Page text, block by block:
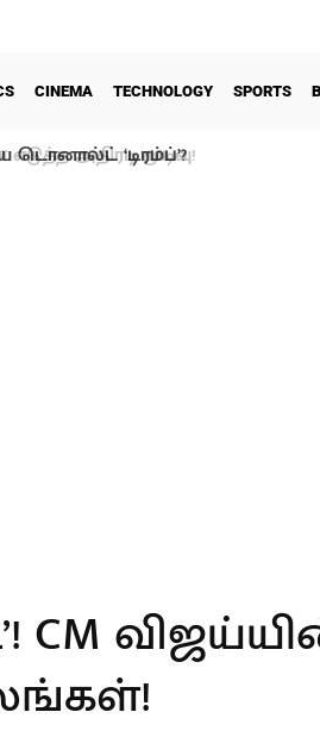
CINEMA TECHNOLOGY SPORTS
‘டிரம்ப்’?
CM